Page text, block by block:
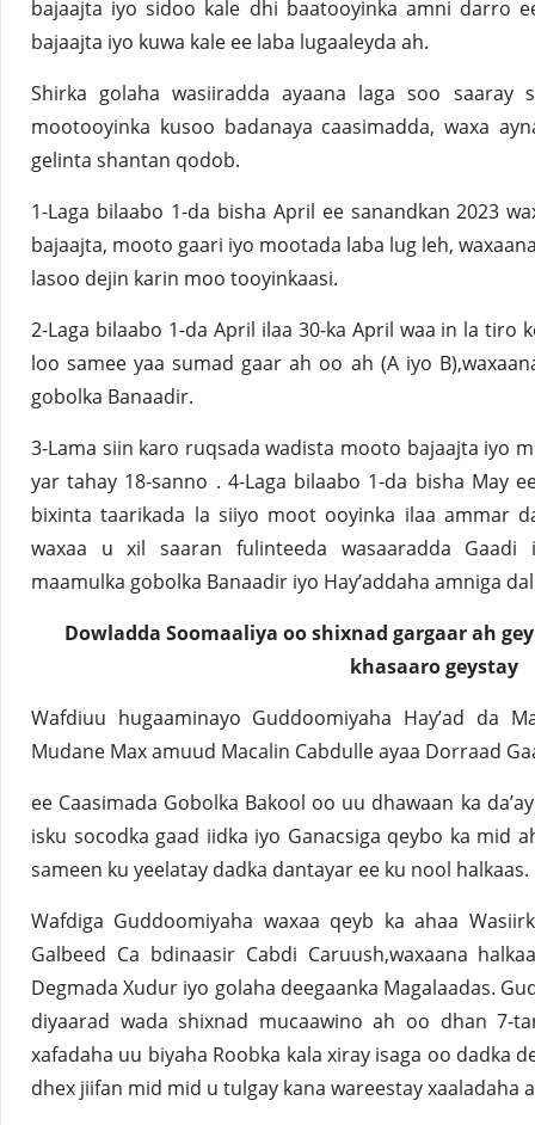
bajaajta iyo sidoo kale dhi baatooyinka amni darro
bajaajta iyo kuwa kale ee laba lugaaleyda ah.
Shirka golaha wasiiradda ayaana laga soo saaray
mootooyinka kusoo badanaya caasimadda, waxa
gelinta shantan qodob.
1-Laga bilaabo 1-da bisha April ee sanandkan 2023
bajaajta, mooto gaari iyo mootada laba lug leh,
lasoo dejin karin moo tooyinkaasi.
2-Laga bilaabo 1-da April ilaa 30-ka April waa in la tiro
loo samee yaa sumad gaar ah oo ah (A iyo
gobolka Banaadir.
3-Lama siin karo ruqsada wadista mooto bajaajta iyo
yar tahay 18-sanno . 4-Laga bilaabo 1-da bisha May
bixinta taarikada la siiyo moot ooyinka ilaa ammar
waxaa u xil saaran fulinteeda wasaaradda Gaadi
maamulka gobolka Banaadir iyo Hay’addaha amniga
Dowladda Soomaaliya oo shixnad gargaar ah
khasaaro geystay
Wafdiuu hugaaminayo Guddoomiyaha Hay’ad da
Mudane Max amuud Macalin Cabdulle ayaa Dorraad
ee Caasimada Gobolka Bakool oo uu dhawaan ka
isku socodka gaad iidka iyo Ganacsiga qeybo ka mid
sameen ku yeelatay dadka dantayar ee ku nool halkaas.
Wafdiga Guddoomiyaha waxaa qeyb ka ahaa
Galbeed Ca bdinaasir Cabdi Caruush,waxaana
Degmada Xudur iyo golaha deegaanka Magalaadas.
diyaarad wada shixnad mucaawino ah oo dhan 7-
xafadaha uu biyaha Roobka kala xiray isaga oo dadka
dhex jiifan mid mid u tulgay kana wareestay xaaladaha